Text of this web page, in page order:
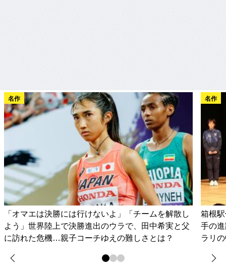
名作
「オマエは決勝には行けないよ」「チームを解散し
よう」世界陸上で決勝進出のウラで、田中希実と父
に訪れた危機…親子コーチゆえの難しさとは？
名作
箱根
手の
ラリ